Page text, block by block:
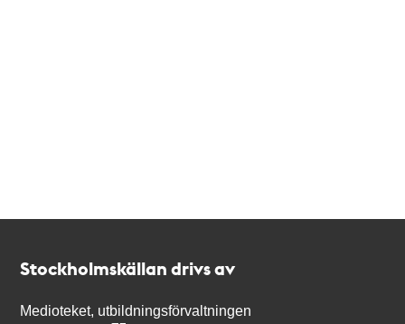
Stockholmskällan drivs av
Medioteket, utbildningsförvaltningen